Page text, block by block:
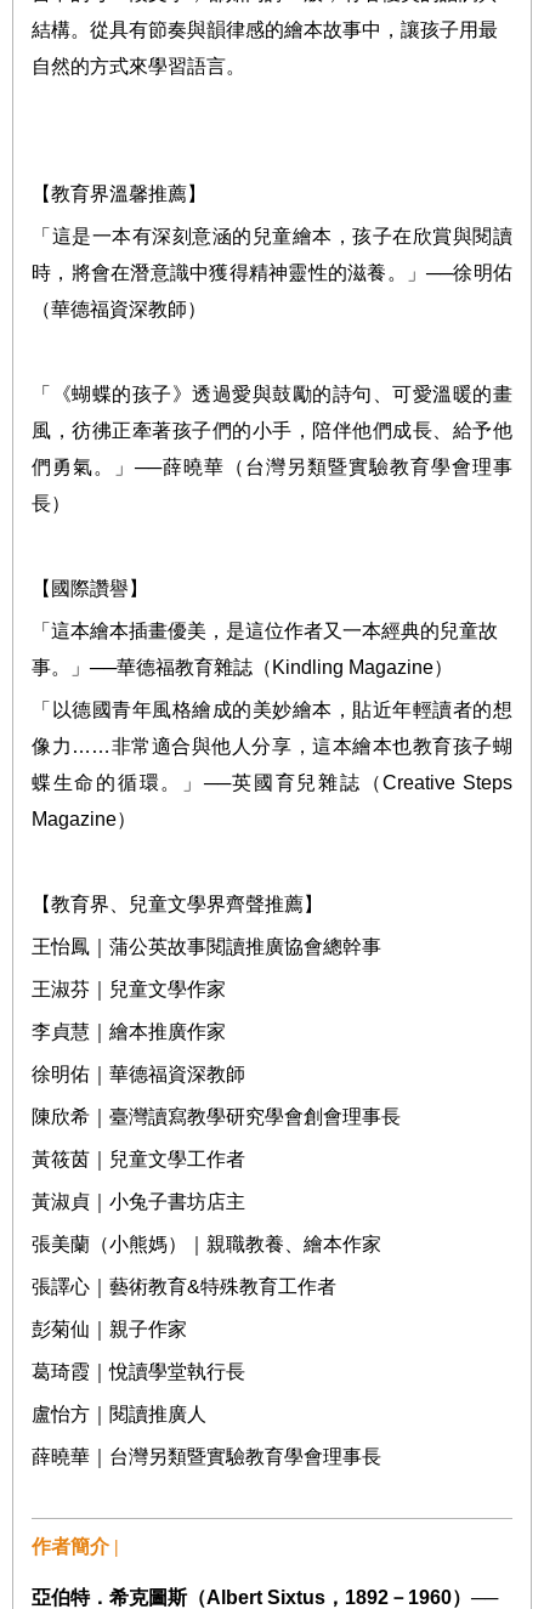
結構。從具有節奏與韻律感的繪本故事中，讓孩子用最
自然的方式來學習語言。
【教育界溫馨推薦】
「這是一本有深刻意涵的兒童繪本，孩子在欣賞與閱讀
時，將會在潛意識中獲得精神靈性的滋養。」──徐明佑
（華德福資深教師）
「《蝴蝶的孩子》透過愛與鼓勵的詩句、可愛溫暖的畫
風，彷彿正牽著孩子們的小手，陪伴他們成長、給予他
們勇氣。」 ──薛曉華（台灣另類暨實驗教育學會理事
長）
【國際讚譽】
「這本繪本插畫優美，是這位作者又一本經典的兒童故
事。」 ──華德福教育雜誌（ Kindling Magazine）
「以德國青年風格繪成的美妙繪本，貼近年輕讀者的想
像力 ……非常適合與他人分享，這本繪本也教育孩子蝴
蝶生命的循環。」 ──英國育兒雜誌（Creative Steps
Magazine）
【教育界、兒童文學界齊聲推薦】
王怡鳳｜蒲公英故事閱讀推廣協會總幹事
王淑芬｜兒童文學作家
李貞慧｜繪本推廣作家
徐明佑｜華德福資深教師
陳欣希｜臺灣讀寫教學研究學會創會理事長
黃筱茵｜兒童文學工作者
黃淑貞｜小兔子書坊店主
張美蘭（小熊媽）｜親職教養、繪本作家
張譯心｜藝術教育&特殊教育工作者
彭菊仙｜親子作家
葛琦霞｜悅讀學堂執行長
盧怡方｜閱讀推廣人
薛曉華｜台灣另類暨實驗教育學會理事長
作者簡介 |
亞伯特．希克圖斯（Albert Sixtus ， 1892 － 1960） ──